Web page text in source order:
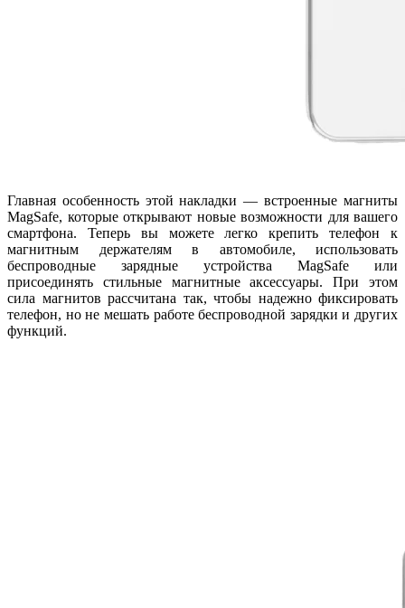
Главная особенность этой накладки — встроенные магниты
MagSafe, которые открывают новые возможности для вашего
смартфона. Теперь вы можете легко крепить телефон к
магнитным держателям в автомобиле, использовать
беспроводные зарядные устройства MagSafe или
присоединять стильные магнитные аксессуары. При этом
сила магнитов рассчитана так, чтобы надежно фиксировать
телефон, но не мешать работе беспроводной зарядки и других
функций.